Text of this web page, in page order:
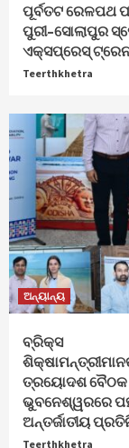
ପୂର୍ବତଟ ରେଳପଥ
ପୁରୀ–ସୋଲାପୁର
ଏକ୍ସପ୍ରେସ୍
Teerthkhetra
ଅନ୍ୟାନ୍ୟ
ବ୍ରିକ୍ସ
ତ୍ରୟୋଦଶ ବୈଠକ
ଭୁବନେଶ୍ୱରରେ
ଅନ୍ତର୍ଜାତୀୟ
Teerthkhetra